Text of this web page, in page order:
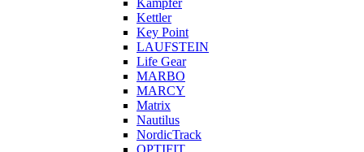
Kampfer
Kettler
Key Point
LAUFSTEIN
Life Gear
MARBO
MARCY
Matrix
Nautilus
NordicTrack
OPTIFIT